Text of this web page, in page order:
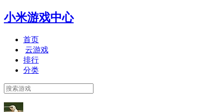
小米游戏中心
首页
云游戏
排行
分类